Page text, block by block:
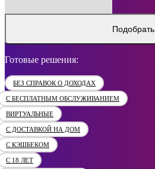
Подобрать
Готовые решения:
БЕЗ СПРАВОК О ДОХОДАХ
С БЕСПЛАТНЫМ ОБСЛУЖИВАНИЕМ
ВИРТУАЛЬНЫЕ
С ДОСТАВКОЙ НА ДОМ
С КЭШБЕКОМ
С 18 ЛЕТ